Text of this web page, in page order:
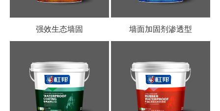
强效生态墙固 墙面加固剂渗透型